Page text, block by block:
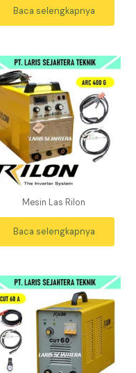
Baca selengkapnya
Mesin Las Rilon
Baca selengkapnya